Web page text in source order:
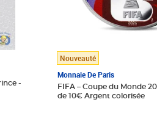
-
Nouveauté
Monnaie De Paris
FIFA – Coupe du Monde
de 10€ Argent colorisée